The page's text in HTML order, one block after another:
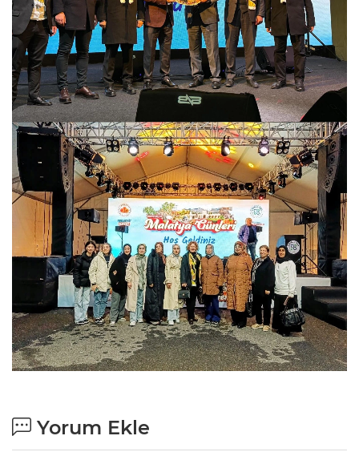
Yorum Ekle